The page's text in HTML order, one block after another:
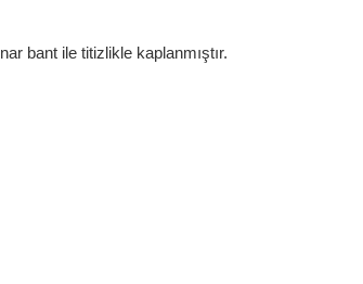
bant ile titizlikle kaplanmıştır.